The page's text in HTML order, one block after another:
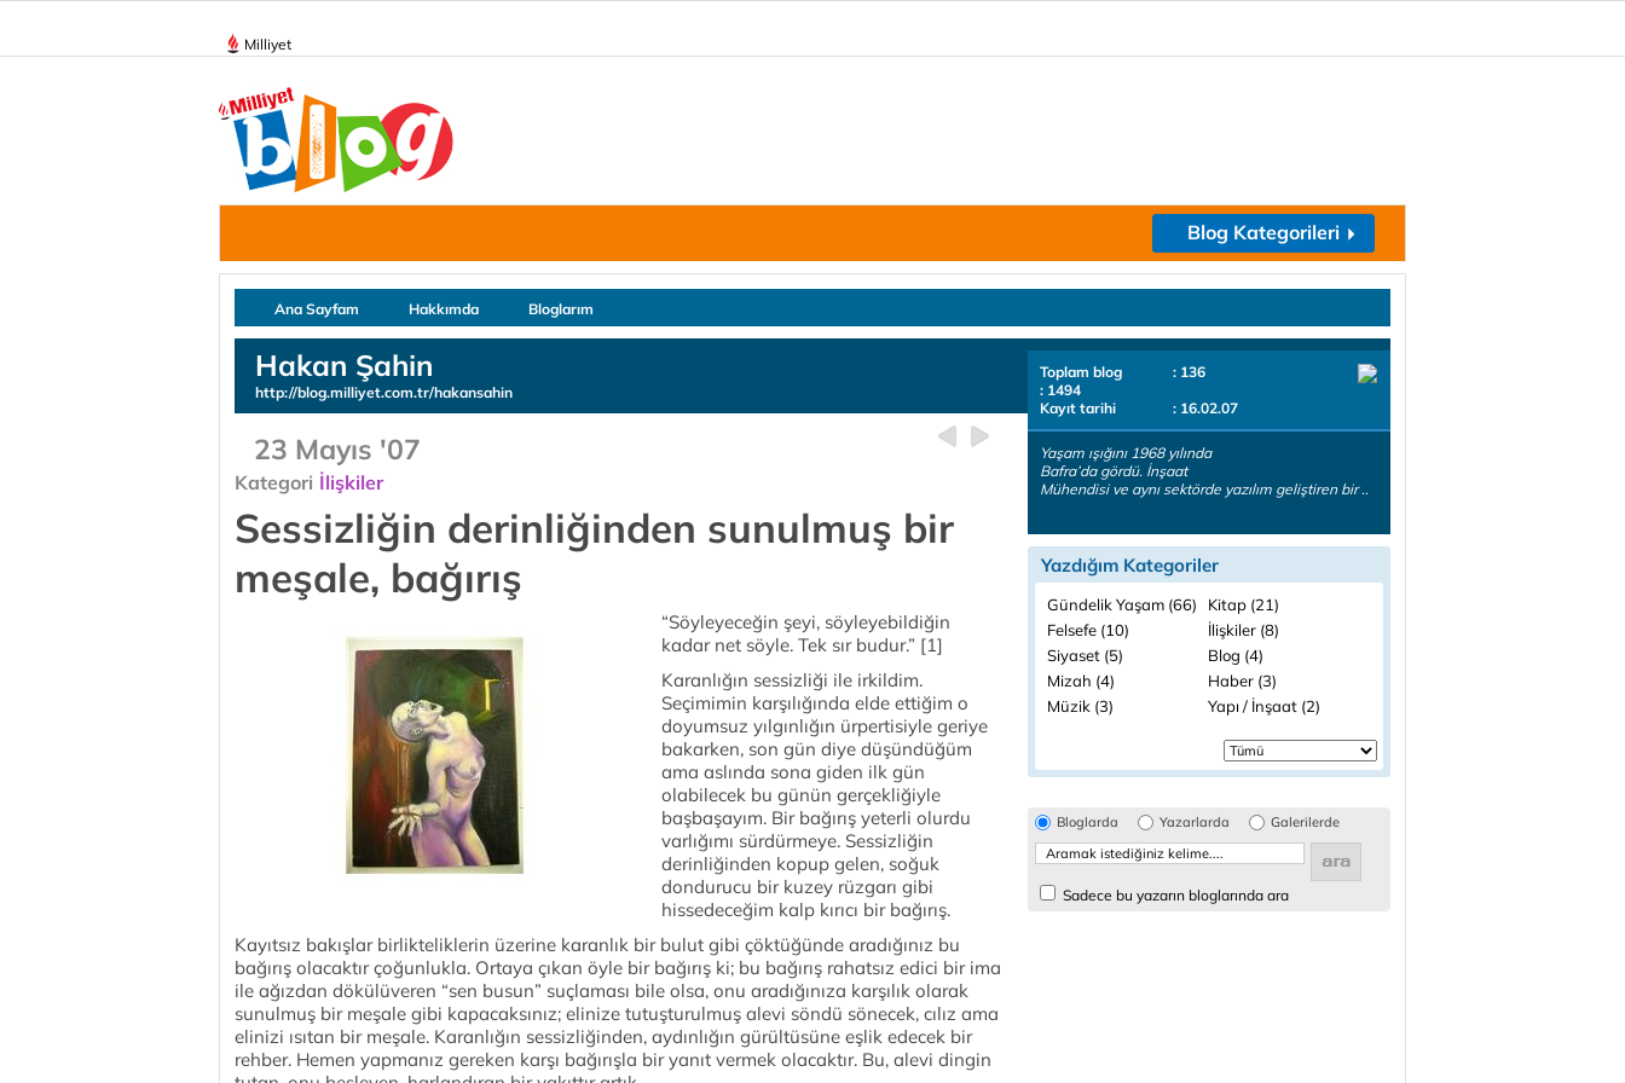
Milliyet
Blog Kategorileri
Ana Sayfam Hakkımda Bloglarım
Hakan Şahin
http://blog.milliyet.com.tr/hakansahin
23 Mayıs '07
Kategori İlişkiler
Sessizliğin derinliğinden sunulmuş bir
meşale, bağırış
“Söyleyeceğin şeyi, söyleyebildiğin
kadar net söyle. Tek sır budur.” [1]
Karanlığın sessizliği ile irkildim.
Seçimimin karşılığında elde ettiğim o
doyumsuz yılgınlığın ürpertisiyle geriye
bakarken, son gün diye düşündüğüm
ama aslında sona giden ilk gün
olabilecek bu günün gerçekliğiyle
başbaşayım. Bir bağırış yeterli olurdu
varlığımı sürdürmeye. Sessizliğin
derinliğinden kopup gelen, soğuk
dondurucu bir kuzey rüzgarı gibi
hissedeceğim kalp kırıcı bir bağırış.
Kayıtsız bakışlar birlikteliklerin üzerine karanlık bir bulut gibi çöktüğünde aradığınız bu
bağırış olacaktır çoğunlukla. Ortaya çıkan öyle bir bağırış ki; bu bağırış rahatsız edici bir ima
ile ağızdan dökülüveren “sen busun” suçlaması bile olsa, onu aradığınıza karşılık olarak
sunulmuş bir meşale gibi kapacaksınız; elinize tutuşturulmuş alevi söndü sönecek, cılız ama
elinizi ısıtan bir meşale. Karanlığın sessizliğinden, aydınlığın gürültüsüne eşlik edecek bir
rehber. Hemen yapmanız gereken karşı bağırışla bir yanıt vermek olacaktır. Bu, alevi dingin
Toplam blog
: 136
: 1494
Kayıt tarihi
: 16.02.07
Yaşam ışığını 1968 yılında
Bafra’da gördü. İnşaat
Mühendisi ve aynı sektörde yazılım geliştiren bir ..
Yazdığım Kategoriler
Gündelik Yaşam (66)
Kitap (21)
Felsefe (10)
İlişkiler (8)
Siyaset (5)
Blog (4)
Mizah (4)
Haber (3)
Müzik (3)
Yapı / İnşaat (2)
Bloglarda Yazarlarda Galerilerde
Sadece bu yazarın bloglarında ara